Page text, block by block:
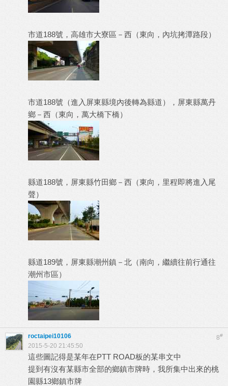
市道188號，高雄市大寮區－西（東向，內坑拷潭路段）
市道188號（進入屏東縣境內後轉為縣道），屏東縣萬丹
鄉－西（東向，萬大橋下橋）
縣道188號，屏東縣竹田鄉－西（東向，里程即將進入尾
聲）
縣道189號，屏東縣潮州鎮－北（南向，繼續往前行通往
潮州市區）
8#
roctaipei10106
2015-5-20 21:45:50
這些圖記得是某年在PTT ROAD板的某串文中
提到有沒有某縣市全部的鄉鎮市牌時，我所集中出來的桃
園縣13鄉鎮市牌